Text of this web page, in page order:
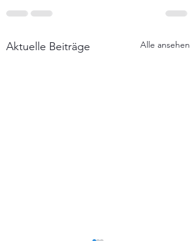
Aktuelle Beiträge Alle ansehen